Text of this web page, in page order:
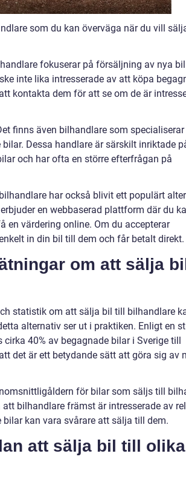
som du kan överväga när du vill
fokuserar på försäljning av nya
inte lika intresserade av att köpa
kontakta dem för att se om de är
finns även bilhandlare som
Dessa handlare är särskilt inriktade
och har ofta en större efterfrågan på
har också blivit ett populärt
en webbaserad plattform där du
en värdering online. Om du accepterar
in din bil till dem och får betalt direkt.
om att sälja
statistik om att sälja bil till bilhandlare
alternativ ser ut i praktiken. Enligt en
40% av begagnade bilar i Sverige till
det är ett betydande sätt att göra sig av
för bilar som säljs till
att bilhandlare främst är intresserade av
bilar kan vara svårare att sälja till dem.
att sälja bil till olika